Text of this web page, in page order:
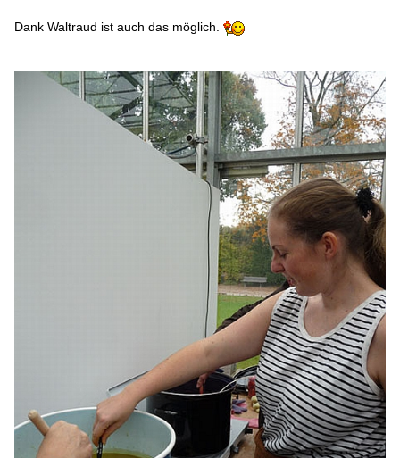
Dank Waltraud ist auch das möglich.